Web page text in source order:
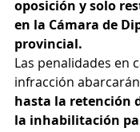
oposición y solo
en la Cámara de
provincial.
Las penalidades en
infracción abarcarán
hasta la retención
la inhabilitación